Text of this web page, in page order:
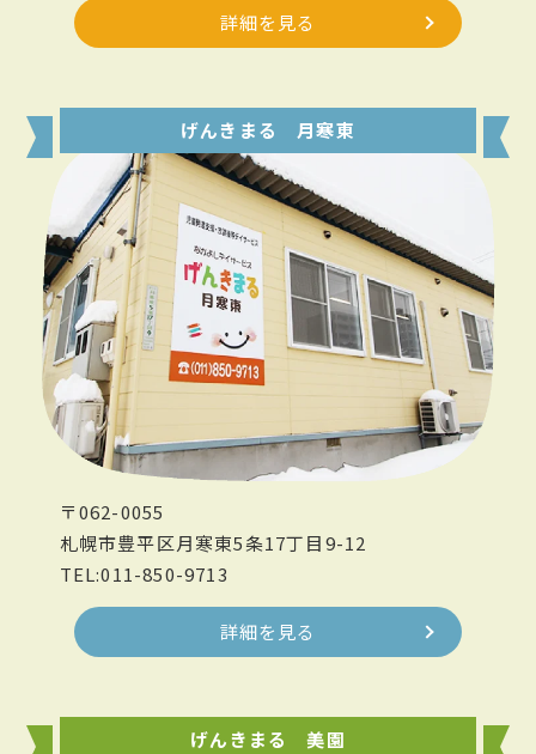
詳細を見る
げんきまる 月寒東
〒062-0055
札幌市豊平区月寒東5条17丁目9-12
TEL:011-850-9713
詳細を見る
げんきまる 美園